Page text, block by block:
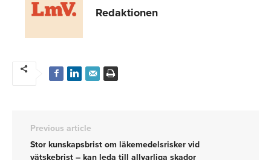
Redaktionen
Previous article
Stor kunskapsbrist om läkemedelsrisker vid
vätskebrist – kan leda till allvarliga skador